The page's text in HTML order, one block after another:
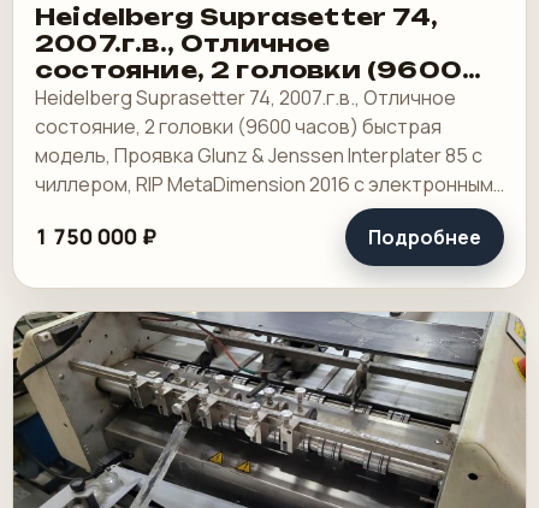
Heidelberg Suprasetter 74,
2007.г.в., Отличное
состояние, 2 головки (9600
часов) быстрая модель
Heidelberg Suprasetter 74, 2007.г.в., Отличное
состояние, 2 головки (9600 часов) быстрая
модель, Проявка Glunz & Jenssen Interplater 85 с
чиллером, RIP MetaDimension 2016 с электронным
ключом (открыты все опции), сервер.
1 750 000 ₽ Подробнее